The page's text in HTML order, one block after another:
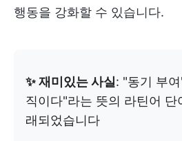
행동을 강화할 수 있습니다.
✨ 재미있는 사실 : "동기 부
직이다"라는 뜻의 라틴어
래되었습니다